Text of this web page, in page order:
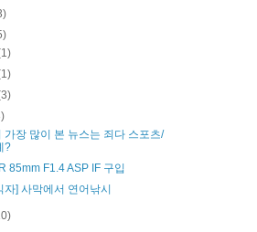
가장 많이 본 뉴스는 죄다 스포츠/
?
85mm F1.4 ASP IF 구입
자] 사막에서 연어낚시